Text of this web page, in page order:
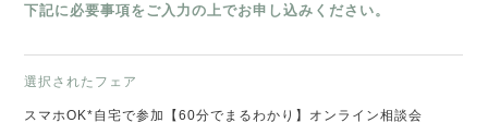
下記に必要事項をご入力の上でお申し込みください。
選択されたフェア
スマホOK*自宅で参加【60分でまるわかり】オンライン相談会